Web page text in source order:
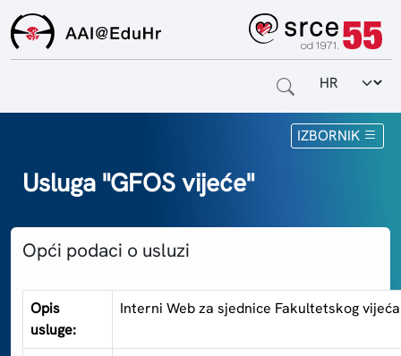
Odabir
IZBORNIK
Za krajnje korisnike
Za matične ustanove
O sustavu
Usluga "GFOS vijeće"
Opći podaci o usluzi
Opis
usluge:
Interni Web za sjednice Fakultetskog vijeća